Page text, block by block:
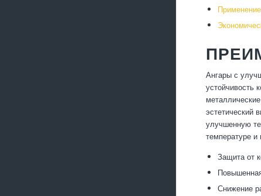
Ангары с
устойчивость
эстетический
улучшенную
температуре и
Защита от
Снижение